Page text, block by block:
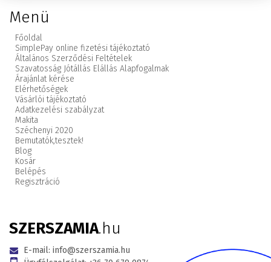
Menü
Főoldal
SimplePay online fizetési tájékoztató
Általános Szerződési Feltételek
Szavatosság Jótállás Elállás Alapfogalmak
Árajánlat kérése
Elérhetőségek
Vásárlói tájékoztató
Adatkezelési szabályzat
Makita
Széchenyi 2020
Bemutatók,tesztek!
Blog
Kosár
Belépés
Regisztráció
SZERSZAMIA.hu
E-mail: info@szerszamia.hu